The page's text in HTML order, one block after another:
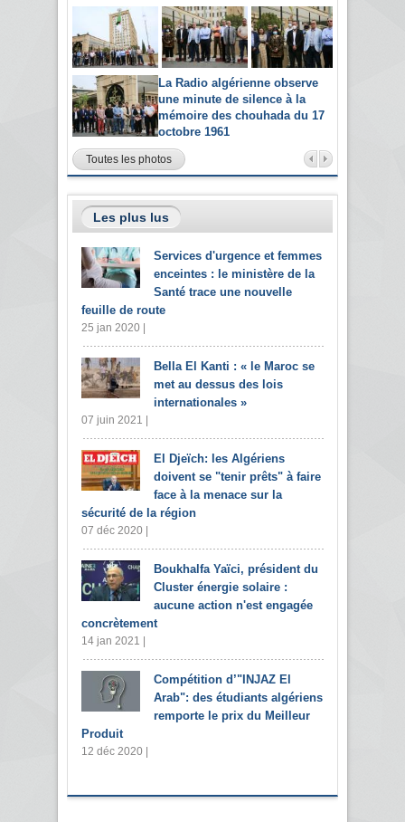
La Radio algérienne observe
une minute de silence à la
mémoire des chouhada du 17
octobre 1961
Toutes les photos
Les plus lus
Services d'urgence et femmes
enceintes : le ministère de la
Santé trace une nouvelle
feuille de route
25 jan 2020 |
Bella El Kanti : « le Maroc se
met au dessus des lois
internationales »
07 juin 2021 |
El Djeïch: les Algériens
doivent se "tenir prêts" à faire
face à la menace sur la
sécurité de la région
07 déc 2020 |
Boukhalfa Yaïci, président du
Cluster énergie solaire :
aucune action n'est engagée
concrètement
14 jan 2021 |
Compétition d’"INJAZ El
Arab": des étudiants algériens
remporte le prix du Meilleur
Produit
12 déc 2020 |